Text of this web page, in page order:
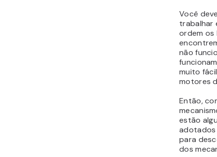
Você
trabalhar
ordem os
não
muito
motores
Então,
estão
adotados
para
dos